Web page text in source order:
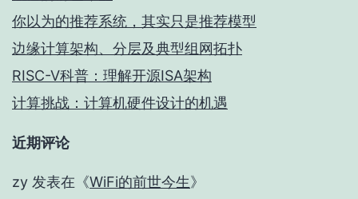
你以为的推荐系统，其实只是推荐模型
边缘计算架构、分层及典型组网拓扑
RISC-V科普：理解开源ISA架构
计算挑战：计算机硬件设计的机遇
近期评论
zy 发表在《WiFi的前世今生》